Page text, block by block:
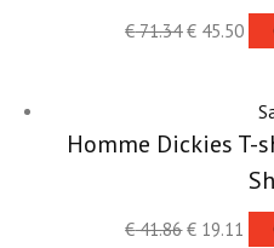
€71.34 € 45.50
Homme Dickies T-
€41.86 € 19.11